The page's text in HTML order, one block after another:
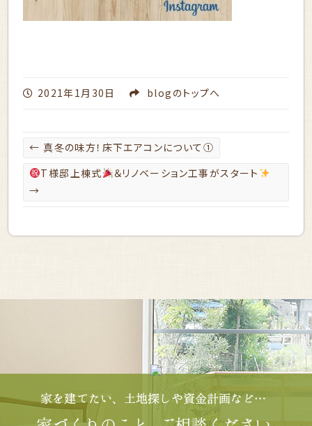
2021年1月30日 blog のトップへ
← 真冬の味方！床下エアコンについて①
T様邸上棟式
＆リノベーション工事がスタート
→